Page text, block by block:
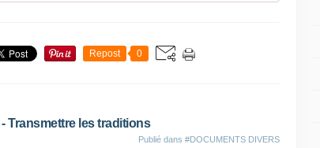
r
Repost 0
Transmettre les traditions
Publié dans #DOCUMENTS DIVERS